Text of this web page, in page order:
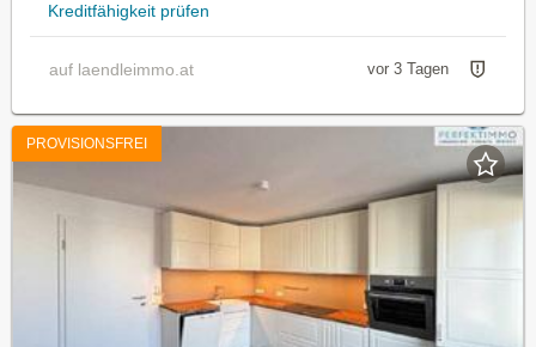
Kreditfähigkeit prüfen
auf laendleimmo.at vor 3 Tagen
PROVISIONSFREI